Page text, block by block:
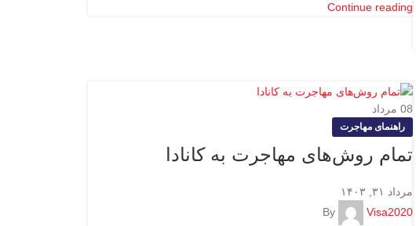
Continue reading
08 مرداد
راهنمای مهاجرت
تمام روش‌های مهاجرت به کانادا
مرداد ۳۱, ۱۴۰۳
By
Visa2020